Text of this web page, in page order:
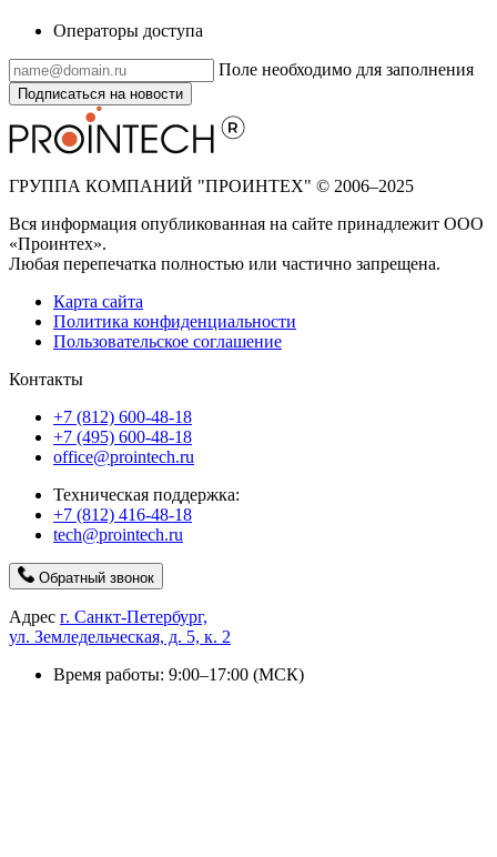
Операторы доступа
Поле необходимо для заполнения
Подписаться на новости
ГРУППА КОМПАНИЙ "ПРОИНТЕХ" © 2006–2025
Вся информация опубликованная на сайте принадлежит ООО
«Проинтех».
Любая перепечатка полностью или частично запрещена.
Карта сайта
Политика конфиденциальности
Пользовательское соглашение
Контакты
+7 (812) 600-48-18
+7 (495) 600-48-18
office@prointech.ru
Техническая поддержка:
+7 (812) 416-48-18
tech@prointech.ru
Обратный звонок
Адрес г. Санкт-Петербург,
ул. Земледельческая, д. 5, к. 2
Время работы: 9:00–17:00 (МСК)